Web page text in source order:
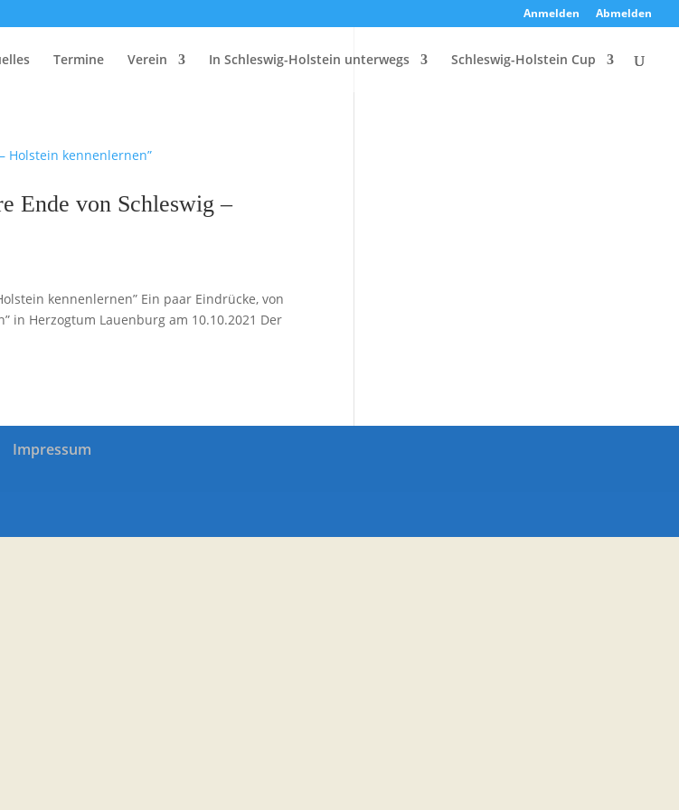
Anmelden Abmelden
Termine Verein In Schleswig-Holstein unterwegs Schleswig-Holstein Cup
Ende von Schleswig –
kennenlernen” Ein paar Eindrücke, von
in Herzogtum Lauenburg am 10.10.2021 Der
Impressum